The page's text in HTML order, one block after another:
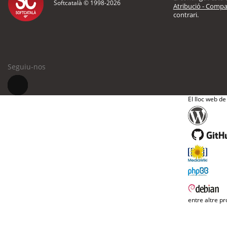
Softcatalà © 1998-2026
Atribució -
contrari.
Seguiu-nos
El lloc web
entre altre